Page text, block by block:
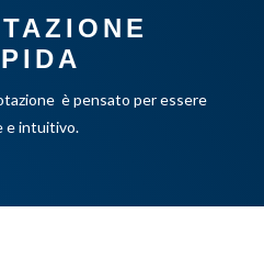
è pensato per essere
e intuitivo.